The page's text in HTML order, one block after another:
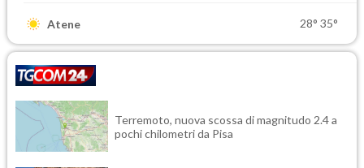
Atene 28° 35°
Terremoto, nuova scossa di magnitudo 2.4 a
pochi chilometri da Pisa